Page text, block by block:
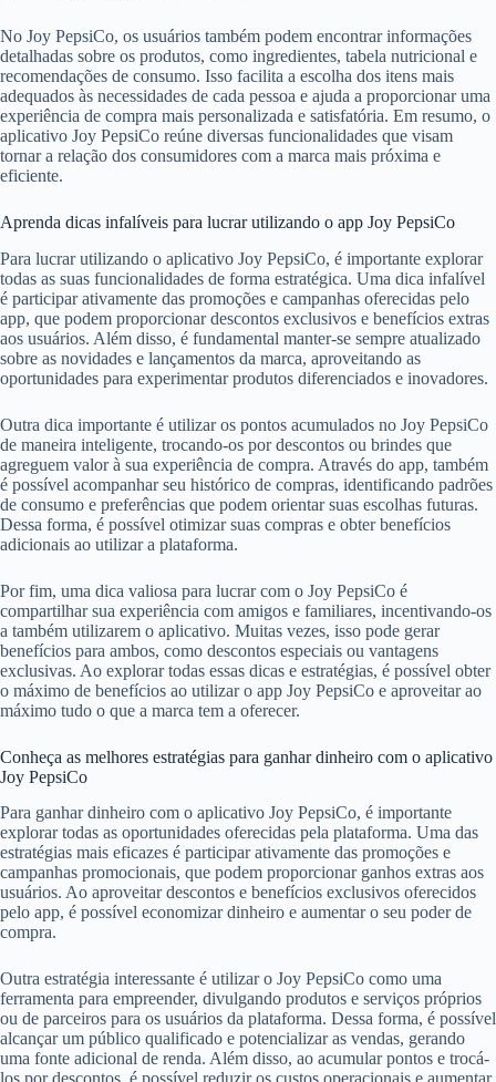
No Joy PepsiCo, os usuários também podem encontrar informações
detalhadas sobre os produtos, como ingredientes, tabela nutricional e
recomendações de consumo. Isso facilita a escolha dos itens mais
adequados às necessidades de cada pessoa e ajuda a proporcionar uma
experiência de compra mais personalizada e satisfatória. Em resumo, o
aplicativo Joy PepsiCo reúne diversas funcionalidades que visam
tornar a relação dos consumidores com a marca mais próxima e
eficiente.
Aprenda dicas infalíveis para lucrar utilizando o app Joy PepsiCo
Para lucrar utilizando o aplicativo Joy PepsiCo, é importante explorar
todas as suas funcionalidades de forma estratégica. Uma dica infalível
é participar ativamente das promoções e campanhas oferecidas pelo
app, que podem proporcionar descontos exclusivos e benefícios extras
aos usuários. Além disso, é fundamental manter-se sempre atualizado
sobre as novidades e lançamentos da marca, aproveitando as
oportunidades para experimentar produtos diferenciados e inovadores.
Outra dica importante é utilizar os pontos acumulados no Joy PepsiCo
de maneira inteligente, trocando-os por descontos ou brindes que
agreguem valor à sua experiência de compra. Através do app, também
é possível acompanhar seu histórico de compras, identificando padrões
de consumo e preferências que podem orientar suas escolhas futuras.
Dessa forma, é possível otimizar suas compras e obter benefícios
adicionais ao utilizar a plataforma.
Por fim, uma dica valiosa para lucrar com o Joy PepsiCo é
compartilhar sua experiência com amigos e familiares, incentivando-os
a também utilizarem o aplicativo. Muitas vezes, isso pode gerar
benefícios para ambos, como descontos especiais ou vantagens
exclusivas. Ao explorar todas essas dicas e estratégias, é possível obter
o máximo de benefícios ao utilizar o app Joy PepsiCo e aproveitar ao
máximo tudo o que a marca tem a oferecer.
Conheça as melhores estratégias para ganhar dinheiro com o aplicativo
Joy PepsiCo
Para ganhar dinheiro com o aplicativo Joy PepsiCo, é importante
explorar todas as oportunidades oferecidas pela plataforma. Uma das
estratégias mais eficazes é participar ativamente das promoções e
campanhas promocionais, que podem proporcionar ganhos extras aos
usuários. Ao aproveitar descontos e benefícios exclusivos oferecidos
pelo app, é possível economizar dinheiro e aumentar o seu poder de
compra.
Outra estratégia interessante é utilizar o Joy PepsiCo como uma
ferramenta para empreender, divulgando produtos e serviços próprios
ou de parceiros para os usuários da plataforma. Dessa forma, é possível
alcançar um público qualificado e potencializar as vendas, gerando
uma fonte adicional de renda. Além disso, ao acumular pontos e trocá-